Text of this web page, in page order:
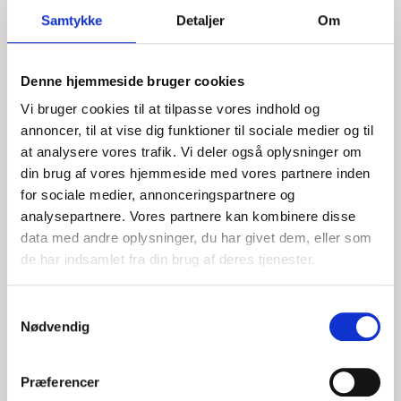
Samtykke Detaljer Om
Denne hjemmeside bruger cookies
Vi bruger cookies til at tilpasse vores indhold og
annoncer, til at vise dig funktioner til sociale medier og til
at analysere vores trafik. Vi deler også oplysninger om
din brug af vores hjemmeside med vores partnere inden
for sociale medier, annonceringspartnere og
analysepartnere. Vores partnere kan kombinere disse
data med andre oplysninger, du har givet dem, eller som
de har indsamlet fra din brug af deres tjenester.
Nødvendig
Præferencer
men har samtidig øget belastningerne i det samlede
træksystem.
3.3 Sammenligning med tilsvarende hændelser
Hændelsen har lighedspunkter med såkaldte "girting"-ulykker,
der er velkendte inden for bugserings- og redningstjeneste.
Ved girting opstår en situation, hvor et fartøj udsættes for et
kraftigt sideværts træk, som kombineret med fart, sø eller
bølger kan skabe et krængningsmoment større end fartøjets
stabilitetsreserve. Historisk har sådanne hændelser medført
alvorlige ulykker og tab af både fartøjer og menneskeliv. Selv
om nærværende hændelse ikke er en klassisk girting-situation
mellem to fartøjer under fart, indeholder den flere af de
træk og bølgepåvirkning. • Hurtig udvikling af kritisk
3.4 Positive forhold